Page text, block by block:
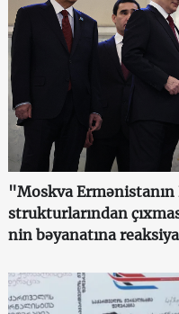
"Moskva
strukturlarından
nin bəyanatına reaksiya